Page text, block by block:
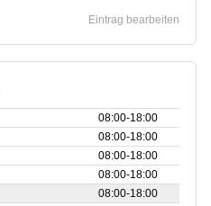
Eintrag bearbeiten
08:00‑18:00
08:00‑18:00
08:00‑18:00
08:00‑18:00
08:00‑18:00